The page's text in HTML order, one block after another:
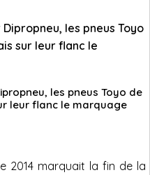
les pneus Toyo
sur leur flanc le
les pneus Toyo de
leur flanc le marquage
2014 marquait la fin de la